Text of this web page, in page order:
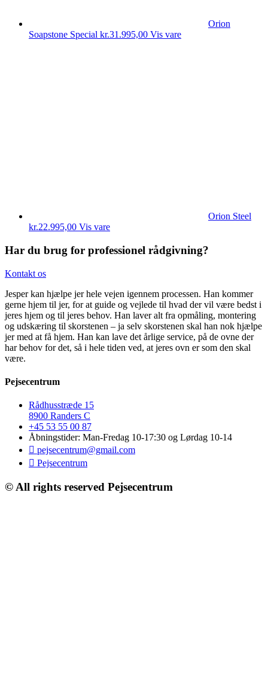
Orion
Soapstone Special kr.31.995,00 Vis vare
Orion Steel
kr.22.995,00 Vis vare
Har du brug for professionel rådgivning?
Kontakt os
Jesper kan hjælpe jer hele vejen igennem processen. Han kommer
gerne hjem til jer, for at guide og vejlede til hvad der vil være bedst i
jeres hjem og til jeres behov. Han laver alt fra opmåling, montering
og udskæring til skorstenen – ja selv skorstenen skal han nok hjælpe
jer med at få hjem. Han kan lave det årlige service, på de ovne der
har behov for det, så i hele tiden ved, at jeres ovn er som den skal
være.
Pejsecentrum
Rådhusstræde 15
8900 Randers C
+45 53 55 00 87
Åbningstider: Man-Fredag 10-17:30 og Lørdag 10-14
pejsecentrum@gmail.com
Pejsecentrum
© All rights reserved Pejsecentrum